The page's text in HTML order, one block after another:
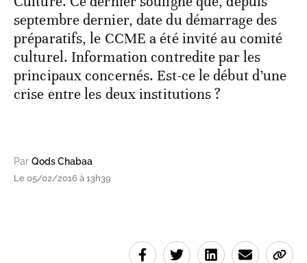
septembre dernier, date du démarrage des
préparatifs, le CCME a été invité au comité
culturel. Information contredite par les
principaux concernés. Est-ce le début d’une
crise entre les deux institutions ?
Par Qods Chabaa
Le 05/02/2016 à 13h39